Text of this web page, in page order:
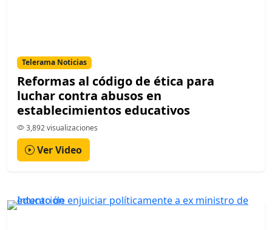
Telerama Noticias
Reformas al código de ética para
luchar contra abusos en
establecimientos educativos
3,892 visualizaciones
Ver Video